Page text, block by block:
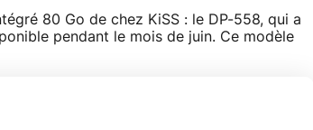
80 Go de chez KiSS : le DP-558, qui a
pendant le mois de juin. Ce modèle